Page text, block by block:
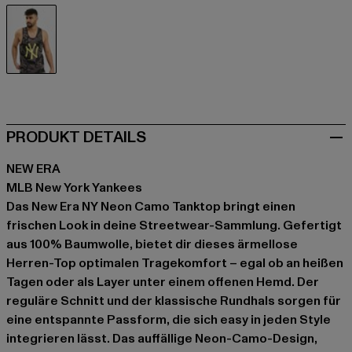
PRODUKT DETAILS
NEW ERA
MLB New York Yankees
Das New Era NY Neon Camo Tanktop bringt einen
frischen Look in deine Streetwear-Sammlung. Gefertigt
aus 100% Baumwolle, bietet dir dieses ärmellose
Herren-Top optimalen Tragekomfort – egal ob an heißen
Tagen oder als Layer unter einem offenen Hemd. Der
reguläre Schnitt und der klassische Rundhals sorgen für
eine entspannte Passform, die sich easy in jeden Style
integrieren lässt. Das auffällige Neon-Camo-Design,